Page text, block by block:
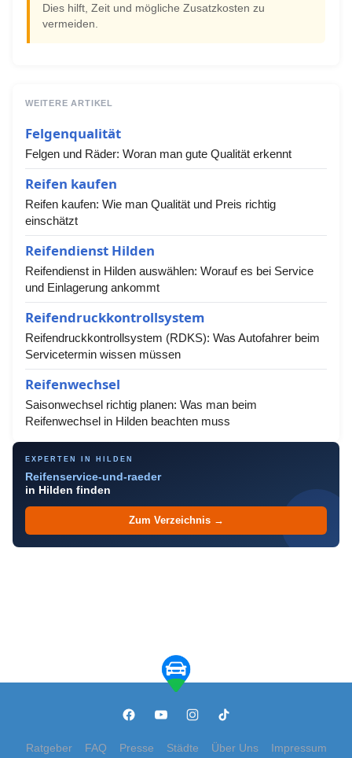
Dies hilft, Zeit und mögliche Zusatzkosten zu
vermeiden.
WEITERE ARTIKEL
Felgenqualität
Felgen und Räder: Woran man gute Qualität erkennt
Reifen kaufen
Reifen kaufen: Wie man Qualität und Preis richtig
einschätzt
Reifendienst Hilden
Reifendienst in Hilden auswählen: Worauf es bei Service
und Einlagerung ankommt
Reifendruckkontrollsystem
Reifendruckkontrollsystem (RDKS): Was Autofahrer beim
Servicetermin wissen müssen
Reifenwechsel
Saisonwechsel richtig planen: Was man beim
Reifenwechsel in Hilden beachten muss
EXPERTEN IN HILDEN
Reifenservice-und-raeder
in Hilden finden
Zum Verzeichnis →
Ratgeber FAQ Presse Städte Über Uns Impressum